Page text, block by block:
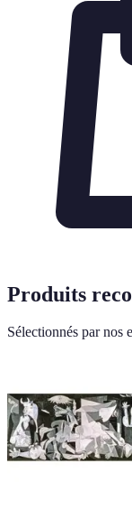
Produits
Sélectionnés par nos